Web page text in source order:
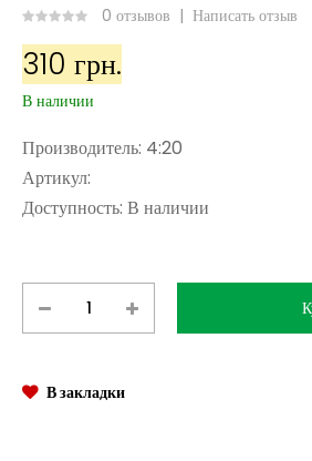
0 отзывов | Написать отзыв
310 грн.
В наличии
Производитель: 4:20
Артикул:
Доступность: В наличии
В закладки